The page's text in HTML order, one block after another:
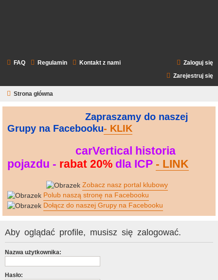
FAQ Regulamin Kontakt z nami
Zaloguj się
Zarejestruj się
Strona główna
Zapraszamy do naszej
Grupy na Facebooku- KLIK
carVertical historia
pojazdu - rabat 20% dla ICP - LINK
Zobacz nasz portal klubowy
Polub naszą stronę na Facebooku
Dołącz do naszej Grupy na Facebooku
Aby oglądać profile, musisz się zalogować.
Nazwa użytkownika:
Hasło: